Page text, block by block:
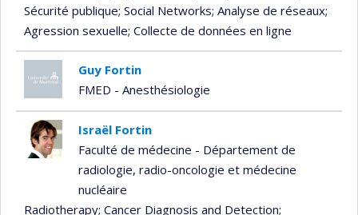
Sécurité publique; Social Networks; Analyse de réseaux;
Agression sexuelle; Collecte de données en ligne
Guy Fortin
FMED - Anesthésiologie
Israël Fortin
Faculté de médecine - Département de
radiologie, radio-oncologie et médecine
nucléaire
Radiotherapy; Cancer Diagnosis and Detection;